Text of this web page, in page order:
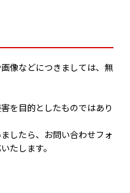
像などにつきましては、無
を目的としたものではあり
したら、お問い合わせフォ
たします。